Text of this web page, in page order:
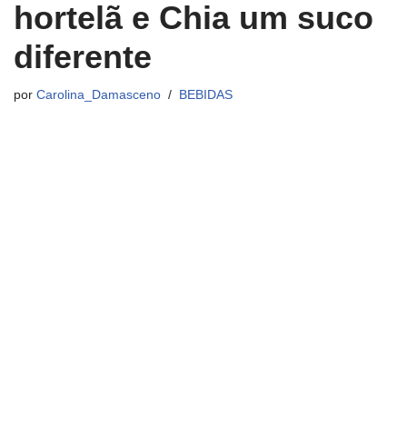
hortelã e Chia um suco
diferente
por Carolina_Damasceno BEBIDAS